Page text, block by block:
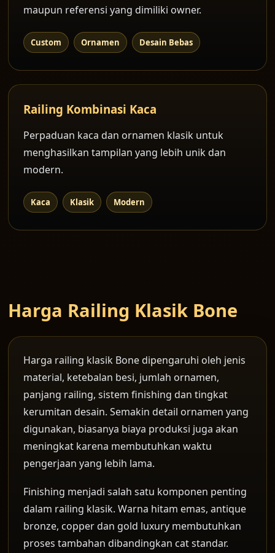
maupun referensi yang dimiliki owner.
Custom Ornamen Desain Bebas
Railing Kombinasi Kaca
Perpaduan kaca dan ornamen klasik untuk
menghasilkan tampilan yang lebih unik dan
modern.
Kaca Klasik Modern
Harga Railing Klasik Bone
Harga railing klasik Bone dipengaruhi oleh jenis
material, ketebalan besi, jumlah ornamen,
panjang railing, sistem finishing dan tingkat
kerumitan desain. Semakin detail ornamen yang
digunakan, biasanya biaya produksi juga akan
meningkat karena membutuhkan waktu
pengerjaan yang lebih lama.
Finishing menjadi salah satu komponen penting
dalam railing klasik. Warna hitam emas, antique
bronze, copper dan gold luxury membutuhkan
proses tambahan dibandingkan cat standar.